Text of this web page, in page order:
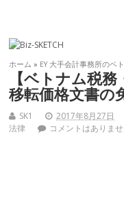
ホーム » EY 大手会計事務所のベ
【ベトナム税
移転価格文書の
SK1 2017年8月27日
法律
コメントはありま